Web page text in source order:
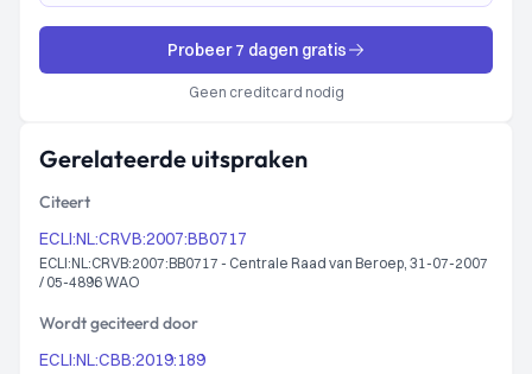
Probeer 7 dagen gratis
Geen creditcard nodig
Gerelateerde uitspraken
Citeert
ECLI:NL:CRVB:2007:BB0717
ECLI:NL:CRVB:2007:BB0717 - Centrale Raad van Beroep, 31-07-2007
/ 05-4896 WAO
Wordt geciteerd door
ECLI:NL:CBB:2019:189